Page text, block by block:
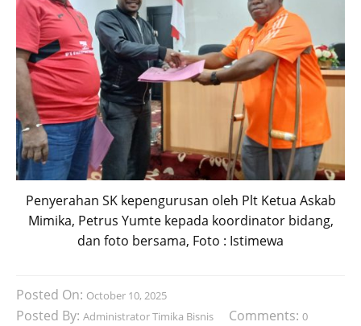
Penyerahan SK kepengurusan oleh Plt Ketua Askab
Mimika, Petrus Yumte kepada koordinator bidang,
dan foto bersama, Foto : Istimewa
Posted On: October 10, 2025
Posted By: Administrator Timika Bisnis Comments: 0